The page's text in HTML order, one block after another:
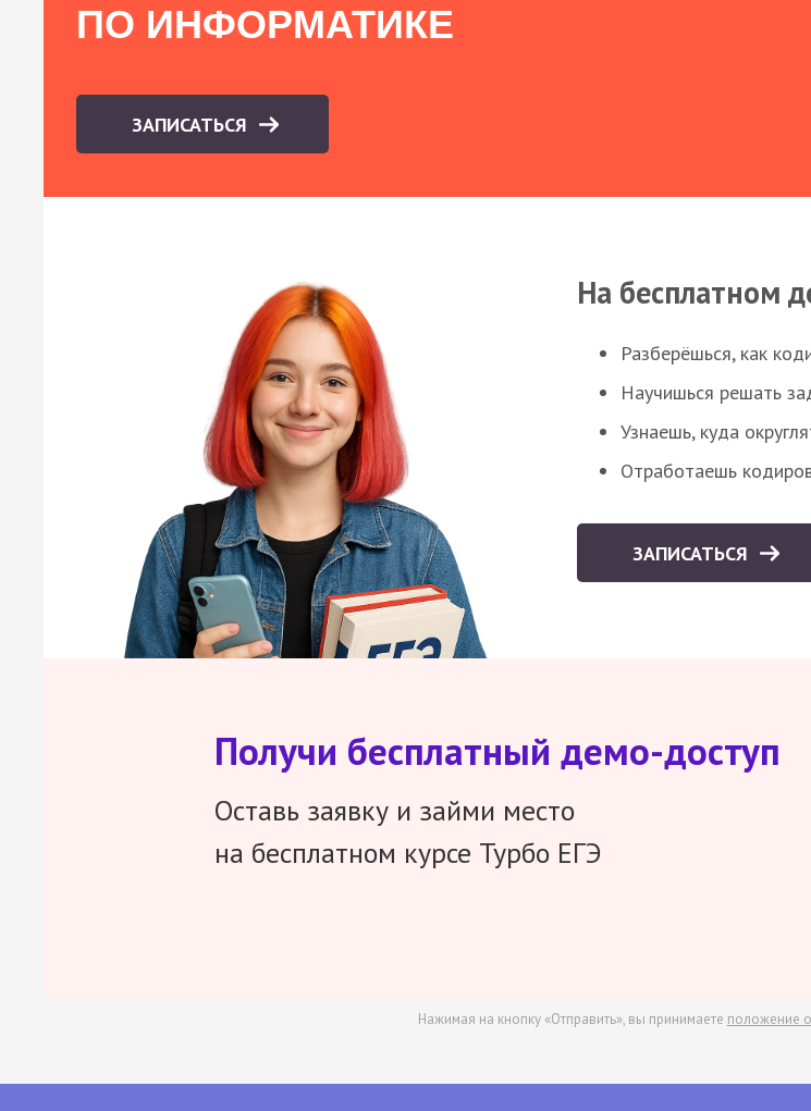
ПО ИНФОРМАТИКЕ
ЗАПИСАТЬСЯ
На бесплатном
Разберёшься, как
Научишься решать
Узнаешь, куда
Отработаешь
ЗАПИСАТЬСЯ
Получи бесплатный демо-доступ
Оставь заявку и займи место
на бесплатном курсе Турбо ЕГЭ
Нажимая на кнопку «Отправить», вы принимаете положение